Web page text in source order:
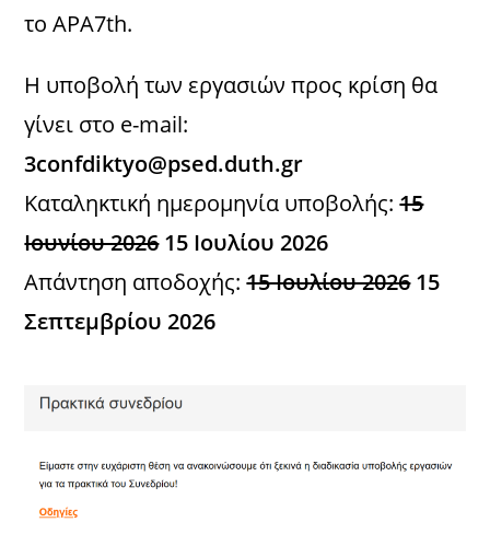
το APA7th.
Η υποβολή των εργασιών προς κρίση θα
γίνει στο e-mail:
3confdiktyo@psed.duth.gr
Καταληκτική ημερομηνία υποβολής:15
Ιουνίου 2026 15 Ιουλίου 2026
Απάντηση αποδοχής:15 Ιουλίου 2026 15
Σεπτεμβρίου 2026